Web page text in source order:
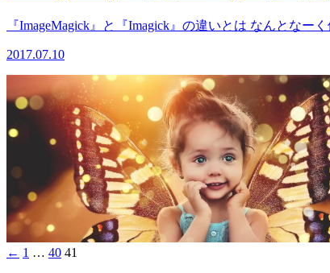
『ImageMagick』と『Imagick』の違いとは なんとな
2017.07.10
← 1 … 40 41